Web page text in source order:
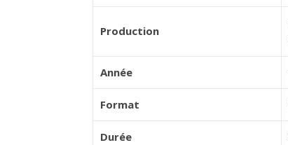
Production
Année
Format
Durée